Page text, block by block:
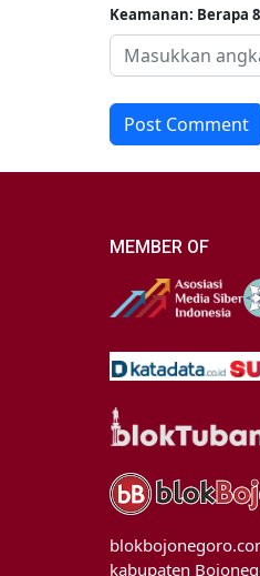
Keamanan: Berapa
Post Comment
MEMBER OF
kabupaten